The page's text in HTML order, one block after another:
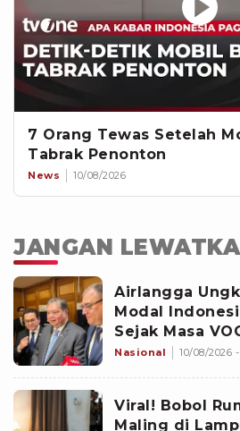
7 Orang Tewas Setelah
Tabrak Penonton
News 10/08/2026
JANGAN
Airlangga
Modal
Sejak Masa
Nasional 10/08/2026
Viral! Bobol
Maling di